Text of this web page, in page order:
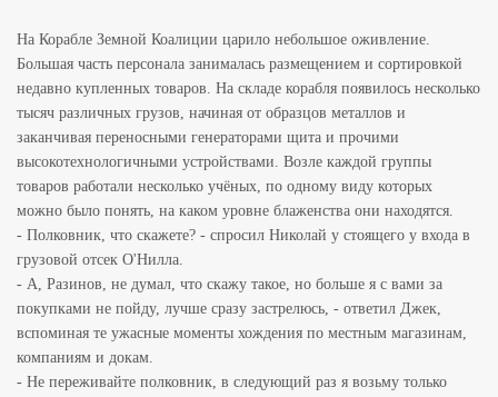
На Корабле Земной Коалиции царило небольшое оживление.
Большая часть персонала занималась размещением и сортировкой
недавно купленных товаров. На складе корабля появилось несколько
тысяч различных грузов, начиная от образцов металлов и
заканчивая переносными генераторами щита и прочими
высокотехнологичными устройствами. Возле каждой группы
товаров работали несколько учёных, по одному виду которых
можно было понять, на каком уровне блаженства они находятся.
- Полковник, что скажете? - спросил Николай у стоящего у входа в
грузовой отсек О'Нилла.
- А, Разинов, не думал, что скажу такое, но больше я с вами за
покупками не пойду, лучше сразу застрелюсь, - ответил Джек,
вспоминая те ужасные моменты хождения по местным магазинам,
компаниям и докам.
- Не переживайте полковник, в следующий раз я возьму только